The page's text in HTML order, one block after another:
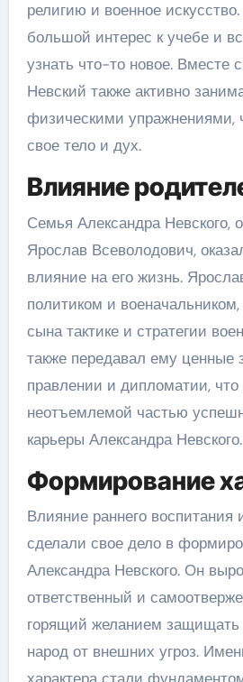
религию и военное
большой интерес к учебе и
узнать что-то новое. Вместе
Невский также активно
физическими упражнениями,
свое тело и дух.
Влияние
Семья Александра Невского,
Ярослав Всеволодович,
влияние на его жизнь.
политиком и
сына тактике и стратегии
также передавал ему ценные
правлении и дипломатии, что
неотъемлемой частью
карьеры Александра Невского.
Формирование
Влияние раннего воспитания
сделали свое дело в
Александра Невского. Он
ответственный и
горящий желанием
народ от внешних угроз.